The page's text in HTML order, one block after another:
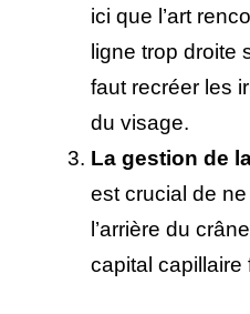
ici que l’art
ligne trop droite
faut recréer les
du visage.
La gestion de
est crucial de
l’arrière du
capital capillaire